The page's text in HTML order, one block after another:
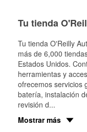
Tu tienda
Tu tienda O'Reilly
más de 6,000
Estados Unidos.
herramientas y
ofrecemos servicios
batería, instalación
revisión d...
Mostrar más